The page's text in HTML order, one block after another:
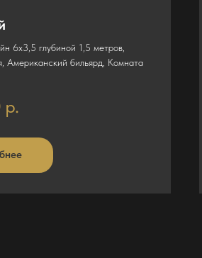
6х3,5 глубиной 1,5 метров,
Американский бильярд, Комната
р.